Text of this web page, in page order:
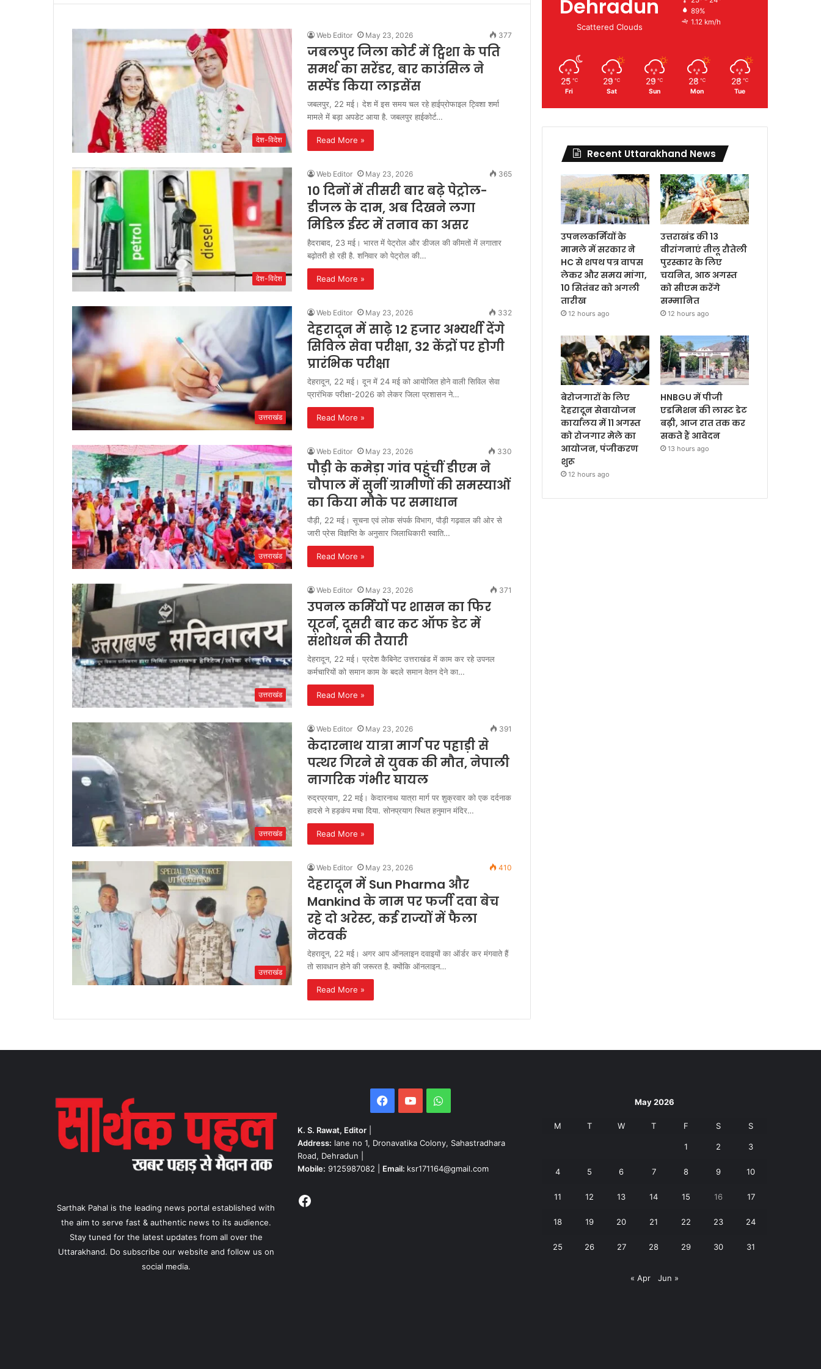
देश-विदेश
Web Editor May 23, 2026 377
जबलपुर जिला कोर्ट में ट्विशा के पति
समर्थ का सरेंडर, बार काउंसिल ने
सस्पेंड किया लाइसेंस
जबलपुर, 22 मई। देश में इस समय चल रहे हाईप्रोफाइल ट्विशा शर्मा
मामले में बड़ा अपडेट आया है. जबलपुर हाईकोर्ट…
Read More »
देश-विदेश
Web Editor May 23, 2026 365
10 दिनों में तीसरी बार बढ़े पेट्रोल-
डीजल के दाम, अब दिखने लगा
मिडिल ईस्ट में तनाव का असर
हैदराबाद, 23 मई। भारत में पेट्रोल और डीजल की कीमतों में लगातार
बढ़ोतरी हो रही है. शनिवार को पेट्रोल की…
Read More »
उत्तराखंड
Web Editor May 23, 2026 332
देहरादून में साढ़े 12 हजार अभ्यर्थी देंगे
सिविल सेवा परीक्षा, 32 केंद्रों पर होगी
प्रारंभिक परीक्षा
देहरादून, 22 मई। दून में 24 मई को आयोजित होने वाली सिविल सेवा
प्रारंभिक परीक्षा-2026 को लेकर जिला प्रशासन ने…
Read More »
उत्तराखंड
Web Editor May 23, 2026 330
पौड़ी के कमेड़ा गांव पहुंचीं डीएम ने
चौपाल में सुनीं ग्रामीणों की समस्याओं
का किया मौके पर समाधान
पौड़ी, 22 मई। सूचना एवं लोक संपर्क विभाग, पौड़ी गढ़वाल की ओर से
जारी प्रेस विज्ञप्ति के अनुसार जिलाधिकारी स्वाति…
Read More »
उत्तराखंड
Web Editor May 23, 2026 371
उपनल कर्मियों पर शासन का फिर
यूटर्न, दूसरी बार कट ऑफ डेट में
संशोधन की तैयारी
देहरादून, 22 मई। प्रदेश कैबिनेट उत्तराखंड में काम कर रहे उपनल
कर्मचारियों को समान काम के बदले समान वेतन देने का…
Read More »
उत्तराखंड
Web Editor May 23, 2026 391
केदारनाथ यात्रा मार्ग पर पहाड़ी से
पत्थर गिरने से युवक की मौत, नेपाली
नागरिक गंभीर घायल
रुद्रप्रयाग, 22 मई। केदारनाथ यात्रा मार्ग पर शुक्रवार को एक दर्दनाक
हादसे ने हड़कंप मचा दिया. सोनप्रयाग स्थित हनुमान मंदिर…
Read More »
उत्तराखंड
Web Editor May 23, 2026 410
देहरादून में Sun Pharma और
Mankind के नाम पर फर्जी दवा बेच
रहे दो अरेस्ट, कई राज्यों में फैला
नेटवर्क
देहरादून, 22 मई। अगर आप ऑनलाइन दवाइयों का ऑर्डर कर मंगवाते हैं
तो सावधान होने की जरूरत है. क्योंकि ऑनलाइन…
Read More »
Dehradun
Scattered Clouds
89%
1.12 km/h
25 ℃
Fri
29 ℃
Sat
29 ℃
Sun
28 ℃
Mon
28 ℃
Tue
Recent Uttarakhand News
उपनलकर्मियों के
मामले में सरकार ने
HC से शपथ पत्र वापस
लेकर और समय मांगा,
10 सितंबर को अगली
तारीख
12 hours ago
उत्तराखंड की 13
वीरांगनाएं तीलू रौतेली
पुरस्कार के लिए
चयनित, आठ अगस्त
को सीएम करेंगे
सम्मानित
12 hours ago
बेरोजगारों के लिए
देहरादून सेवायोजन
कार्यालय में 11 अगस्त
को रोजगार मेले का
आयोजन, पंजीकरण
शुरू
12 hours ago
HNBGU में पीजी
एडमिशन की लास्ट डेट
बढ़ी, आज रात तक कर
सकते हैं आवेदन
13 hours ago
Sarthak Pahal is the leading news portal established with
the aim to serve fast & authentic news to its audience.
Stay tuned for the latest updates from all over the
Uttarakhand. Do subscribe our website and follow us on
social media.
Facebook
YouTubeWhatsApp
K. S. Rawat, Editor|
Address: lane no 1, Dronavatika Colony, Sahastradhara
Road, Dehradun |
Mobile: 9125987082 | Email: ksr171164@gmail.com
Facebook
May 2026
M T W T F S S
1 2 3
4 5 6 7 8 9 10
11 12 13 14 15 16 17
18 19 20 21 22 23 24
25 26 27 28 29 30 31
« Apr Jun »